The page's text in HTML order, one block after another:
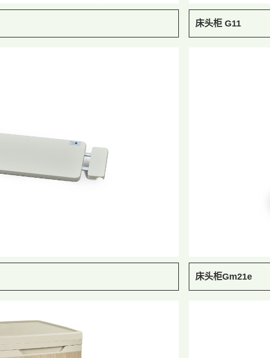
床头柜 G11
床头柜Gm21e